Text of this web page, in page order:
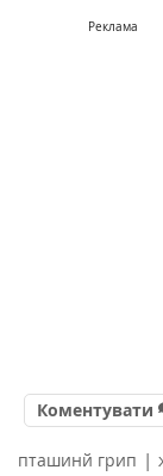
Реклама
Коментувати
пташинй грип |